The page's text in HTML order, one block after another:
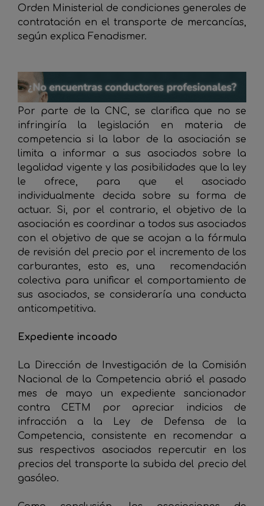
Orden Ministerial de condiciones generales de
contratación en el transporte de mercancías,
según explica Fenadismer.
Por parte de la CNC, se clarifica que no se
infringiría la legislación en materia de
competencia si la labor de la asociación se
limita a informar a sus asociados sobre la
legalidad vigente y las posibilidades que la ley
le ofrece, para que el asociado
individualmente decida sobre su forma de
actuar. Si, por el contrario, el objetivo de la
asociación es coordinar a todos sus asociados
con el objetivo de que se acojan a la fórmula
de revisión del precio por el incremento de los
carburantes, esto es, una recomendación
colectiva para unificar el comportamiento de
sus asociados, se consideraría una conducta
anticompetitiva.
Expediente incoado
La Dirección de Investigación de la Comisión
Nacional de la Competencia abrió el pasado
mes de mayo un expediente sancionador
contra CETM por apreciar indicios de
infracción a la Ley de Defensa de la
Competencia, consistente en recomendar a
sus respectivos asociados repercutir en los
precios del transporte la subida del precio del
gasóleo.